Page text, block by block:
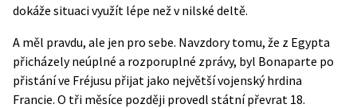
dokáže situaci využít lépe než v nilské deltě.
A měl pravdu, ale jen pro sebe. Navzdory tomu, že z Egypta
přicházely neúplné a rozporuplné zprávy, byl Bonaparte po
přistání ve Fréjusu přijat jako největší vojenský hrdina
Francie. O tři měsíce později provedl státní převrat 18.